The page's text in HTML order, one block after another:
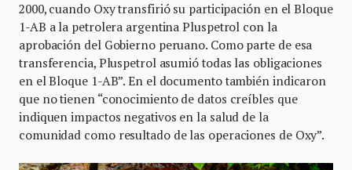
2000, cuando Oxy transfirió su participación en el Bloque
1-AB a la petrolera argentina Pluspetrol con la
aprobación del Gobierno peruano. Como parte de esa
transferencia, Pluspetrol asumió todas las obligaciones
en el Bloque 1-AB”. En el documento también indicaron
que no tienen “conocimiento de datos creíbles que
indiquen impactos negativos en la salud de la
comunidad como resultado de las operaciones de Oxy”.